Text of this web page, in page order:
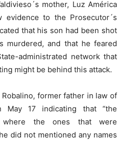
mother, Luz América
evidence to the Prosecutor´s
that his son had been shot
murdered, and that he feared
administrated network that
might be behind this attack.
former father in law of
May 17 indicating that “the
where the ones that were
did not mentioned any names